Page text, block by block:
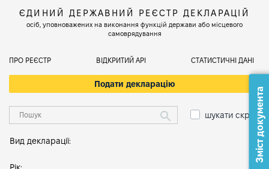
ЄДИНИЙ ДЕРЖАВНИЙ РЕЄСТР ДЕКЛАРАЦІЙ
осіб, уповноважених на виконання функцій держави або місцевого
самоврядування
ПРО РЕЄСТР ВІДКРИТИЙ АРІ СТАТИСТИЧНІ ДАНІ
Подати декларацію
шукати скрізь
Вид декларації: Зміст документа